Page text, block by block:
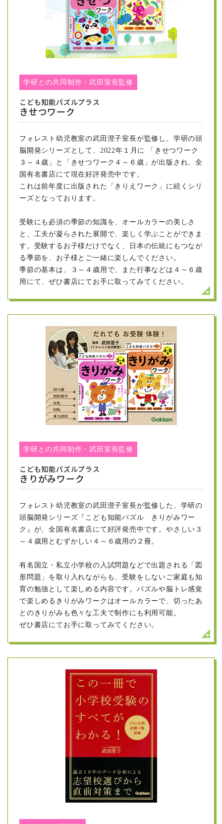
をいただきました。当時、目指していた第一志望の学芸
大大泉に見事合格したにも関わらず、最後の抽選で後半
の番号を引いたために、悔しい思いをされました。
そのM君が、本年度中学受験に臨み、見事、本郷中学と
都立大泉中の合格を手にされました。
す。
詳細をご覧くださいませ。お父様からのお便りを掲載さ
えで、掲載の許可をいただきました）
もっと見る
2024/01/03
最終合格校報告私立校 国立校 他合格
本年度、補欠の繰り上げもでたことにより、すべての私
高い競争率の中、見事な合格でした。
いずれも高い競争率の中、見事な合格でした。
国立の試験までは長かったかと思います。精神的
にも大変な中、よく頑張られました。
2023/03/17
（学研）
レスト幼児教室の武田室長による記事が掲載
されています。
います。私立小学校のメリットとは？
【専門家監修】今注目の“小学校受験”我が子に最適な環境を
見つけたい！ | こそだてまっぷ (gakken.jp)
2023/02/14
new! フォレスト幼児教室のインスタグラ
ム 始めました。
フォレスト幼児教室 |小学校受験(@forest_shougaku.juken) •
Instagram写真と動画
もっと見る
フォレスト幼児教室の武田澄子室長が監修し、学研の頭
脳開発シリーズとして、2022年１月に
が出版され、全国有名書店にて現在好評発売中です。
これは前年度に出版された「きりえワーク」に続くシリ
受験にも必須の季節の知識を、オールカラーの美しさ
と、工夫が凝らされた展開で、楽しく学ぶことができま
す。受験するお子様だけでなく、日本の伝統にもつなが
る季節を、お子様とご一緒に楽しんでください。
季節の基本は、３～４歳用で、また行事などは４～６歳
用にて、ぜひ書店にてお手に取ってみてください。
学研との共同制作・武田室長監修
こども知能パズルプラス
きせつワーク
フォレスト幼児教室の武田澄子室長が監修し、学研の頭
脳開発シリーズとして、2022年１月に 「きせつワーク
３～４歳」と「きせつワーク４～６歳」が出版され、全
国有名書店にて現在好評発売中です。
これは前年度に出版された「きりえワーク」に続くシリ
ーズとなっております。
受験にも必須の季節の知識を、オールカラーの美しさ
と、工夫が凝らされた展開で、楽しく学ぶことができま
す。受験するお子様だけでなく、日本の伝統にもつなが
る季節を、お子様とご一緒に楽しんでください。
季節の基本は、３～４歳用で、また行事などは４～６歳
用にて、ぜひ書店にてお手に取ってみてください。
学研との共同制作・武田室長監修
こども知能パズルプラス
きりがみワーク
フォレスト幼児教室の武田澄子室長が監修した、学研の
頭脳開発シリーズ『こども知能パズル きりがみワー
ク』が、全国有名書店にて好評発売中です。やさしい３
～４歳用とむずかしい４～６歳用の２冊。
有名国立・私立小学校の入試問題などで出題される「図
形問題」を取り入れながらも、受験をしないご家庭も知
育の勉強として楽しめる内容です。パズルや脳トレ感覚
で楽しめるきりがみワークはオールカラーで、切ったあ
とのきりがみも色々な工夫で制作にも利用可能。
ぜひ書店にてお手に取ってみてください。